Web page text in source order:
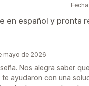
en español y pronta
mayo de 2026
Nos alegra saber
ayudaron con una